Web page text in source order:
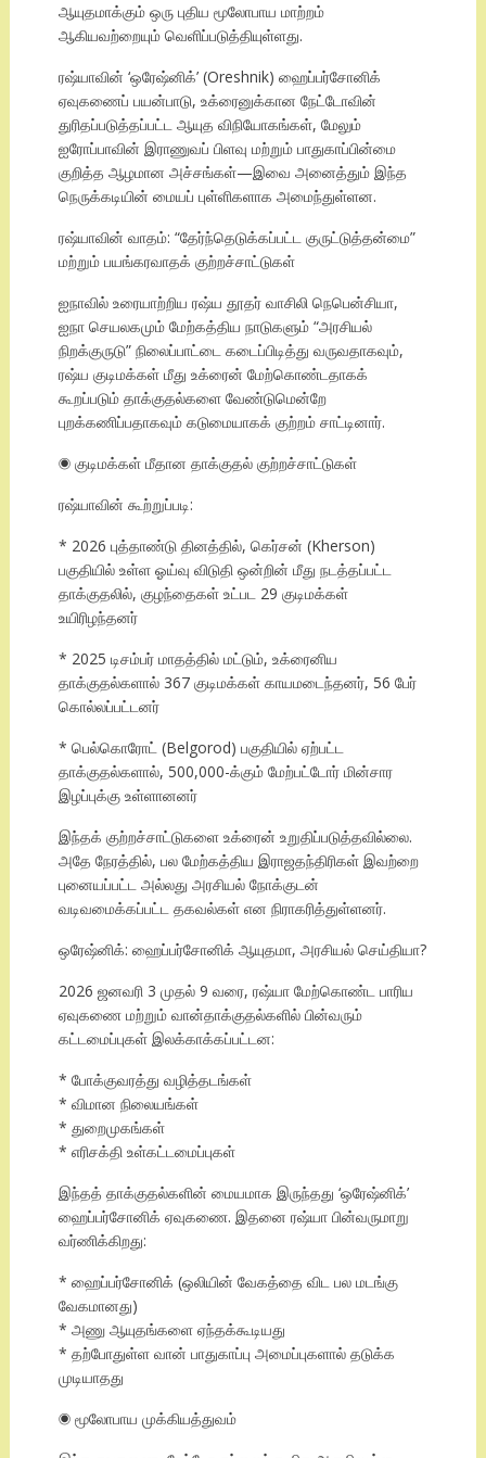
ஆயுதமாக்கும் ஒரு புதிய மூலோபாய மாற்றம்
ஆகியவற்றையும் வெளிப்படுத்தியுள்ளது.
ரஷ்யாவின் ‘ஒரேஷ்னிக்’ (Oreshnik) ஹைப்பர்சோனிக்
ஏவுகணைப் பயன்பாடு, உக்ரைனுக்கான நேட்டோவின்
துரிதப்படுத்தப்பட்ட ஆயுத விநியோகங்கள், மேலும்
ஐரோப்பாவின் இராணுவப் பிளவு மற்றும் பாதுகாப்பின்மை
குறித்த ஆழமான அச்சங்கள்—இவை அனைத்தும் இந்த
நெருக்கடியின் மையப் புள்ளிகளாக அமைந்துள்ளன.
ரஷ்யாவின் வாதம்: “தேர்ந்தெடுக்கப்பட்ட குருட்டுத்தன்மை”
மற்றும் பயங்கரவாதக் குற்றச்சாட்டுகள்
ஐநாவில் உரையாற்றிய ரஷ்ய தூதர் வாசிலி நெபென்சியா,
ஐநா செயலகமும் மேற்கத்திய நாடுகளும் “அரசியல்
நிறக்குருடு” நிலைப்பாட்டை கடைப்பிடித்து வருவதாகவும்,
ரஷ்ய குடிமக்கள் மீது உக்ரைன் மேற்கொண்டதாகக்
கூறப்படும் தாக்குதல்களை வேண்டுமென்றே
புறக்கணிப்பதாகவும் கடுமையாகக் குற்றம் சாட்டினார்.
◉ குடிமக்கள் மீதான தாக்குதல் குற்றச்சாட்டுகள்
ரஷ்யாவின் கூற்றுப்படி:
* 2026 புத்தாண்டு தினத்தில், கெர்சன் (Kherson)
பகுதியில் உள்ள ஓய்வு விடுதி ஒன்றின் மீது நடத்தப்பட்ட
தாக்குதலில், குழந்தைகள் உட்பட 29 குடிமக்கள்
உயிரிழந்தனர்
* 2025 டிசம்பர் மாதத்தில் மட்டும், உக்ரைனிய
தாக்குதல்களால் 367 குடிமக்கள் காயமடைந்தனர், 56 பேர்
கொல்லப்பட்டனர்
* பெல்கொரோட் (Belgorod) பகுதியில் ஏற்பட்ட
தாக்குதல்களால், 500,000-க்கும் மேற்பட்டோர் மின்சார
இழப்புக்கு உள்ளானனர்
இந்தக் குற்றச்சாட்டுகளை உக்ரைன் உறுதிப்படுத்தவில்லை.
அதே நேரத்தில், பல மேற்கத்திய இராஜதந்திரிகள் இவற்றை
புனையப்பட்ட அல்லது அரசியல் நோக்குடன்
வடிவமைக்கப்பட்ட தகவல்கள் என நிராகரித்துள்ளனர்.
ஒரேஷ்னிக்: ஹைப்பர்சோனிக் ஆயுதமா, அரசியல் செய்தியா?
2026 ஜனவரி 3 முதல் 9 வரை, ரஷ்யா மேற்கொண்ட பாரிய
ஏவுகணை மற்றும் வான்தாக்குதல்களில் பின்வரும்
கட்டமைப்புகள் இலக்காக்கப்பட்டன:
* போக்குவரத்து வழித்தடங்கள்
* விமான நிலையங்கள்
* துறைமுகங்கள்
* எரிசக்தி உள்கட்டமைப்புகள்
இந்தத் தாக்குதல்களின் மையமாக இருந்தது ‘ஒரேஷ்னிக்’
ஹைப்பர்சோனிக் ஏவுகணை. இதனை ரஷ்யா பின்வருமாறு
வர்ணிக்கிறது:
* ஹைப்பர்சோனிக் (ஒலியின் வேகத்தை விட பல மடங்கு
வேகமானது)
* அணு ஆயுதங்களை ஏந்தக்கூடியது
* தற்போதுள்ள வான் பாதுகாப்பு அமைப்புகளால் தடுக்க
முடியாதது
◉ மூலோபாய முக்கியத்துவம்